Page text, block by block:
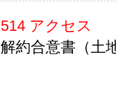
514 アクセス
解約合意書（土